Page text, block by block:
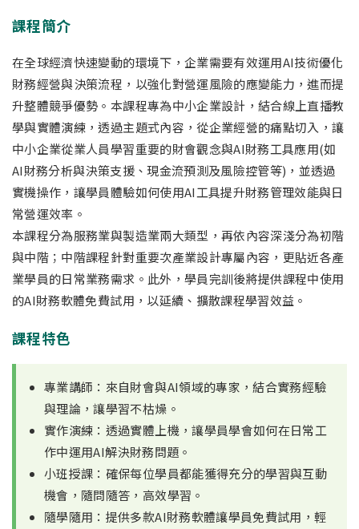
課程簡介
在全球經濟快速變動的環境下，企業需要有效運用AI技術優化
財務經營與決策流程，以強化對營運風險的應變能力，進而提
升整體競爭優勢。本課程專為中小企業設計，結合線上直播教
學與實體演練，透過主題式內容，從企業經營的痛點切入，讓
中小企業從業人員學習重要的財會觀念與AI財務工具應用(如
AI財務分析與決策支援、現金流預測及風險控管等)，並透過
實機操作，讓學員體驗如何使用AI工具提升財務管理效能與日
常營運效率。
本課程分為服務業與製造業兩大類型，再依內容深淺分為初階
與中階；中階課程針對重要次產業設計專屬內容，更貼近各產
業學員的日常業務需求。此外，學員完訓後將提供課程中使用
的AI財務軟體免費試用，以延續、擴散課程學習效益。
課程特色
專業講師：來自財會與AI領域的專家，結合實務經驗
與理論，讓學習不枯燥。
實作演練：透過實體上機，讓學員學會如何在日常工
作中運用AI解決財務問題。
小班授課：確保每位學員都能獲得充分的學習與互動
機會，隨問隨答，高效學習。
隨學隨用：提供多款AI財務軟體讓學員免費試用，輕